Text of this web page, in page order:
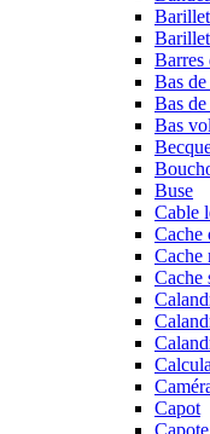
Barres
Bas
Bas de
Bas
Buse
Cable
Cache
Cache
Cache
Capot
Capote